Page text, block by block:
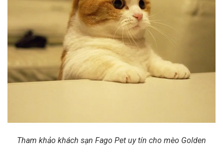
Tham khảo khách sạn Fago Pet uy tín cho mèo Golden